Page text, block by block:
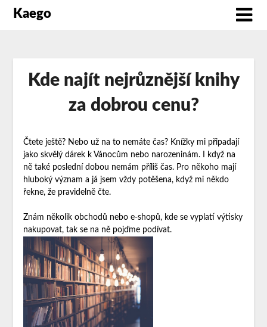
Kaego
Kde najít nejrůznější knihy
za dobrou cenu?
Čtete ještě? Nebo už na to nemáte čas? Knížky mi připadají
jako skvělý dárek k Vánocům nebo narozeninám. I když na
ně také poslední dobou nemám příliš čas. Pro někoho mají
hluboký význam a já jsem vždy potěšena, když mi někdo
řekne, že pravidelně čte.
Znám několik obchodů nebo e-shopů, kde se vyplatí výtisky
nakupovat, tak se na ně pojďme podívat.